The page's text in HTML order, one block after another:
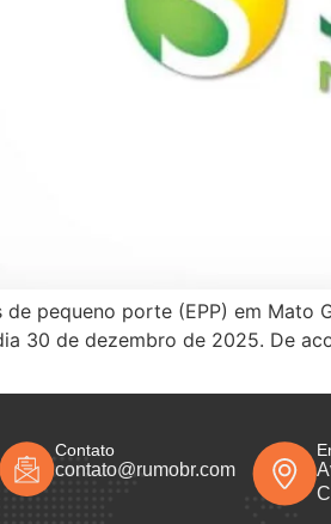
pequeno porte (EPP) em
30 de dezembro de 2025. De
Contato
contato@rumobr.com